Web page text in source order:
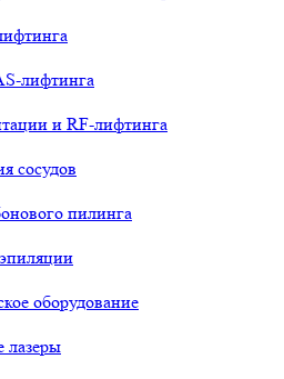
лифтинга
и RF-лифтинга
сосудов
пилинга
оборудование
лазеры